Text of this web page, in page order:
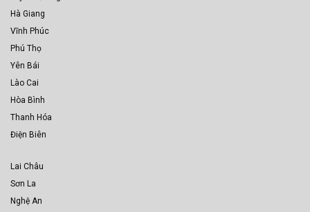
Hà Giang
Vĩnh Phúc
Phú Thọ
Yên Bái
Lào Cai
Hòa Bình
Thanh Hóa
Điện Biên
Lai Châu
Sơn La
Nghệ An